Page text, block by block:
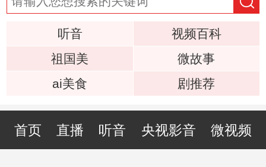
听音
视频百科
祖国美
微故事
ai美食
剧推荐
首页 直播 听音 央视影音 微视频